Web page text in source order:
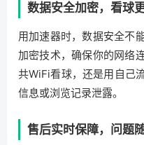
数据安全加密，看球
用加速器时，数据安全不
加密技术，确保你的网络
共WiFi看球，还是用自己
信息或浏览记录泄露。
售后实时保障，问题